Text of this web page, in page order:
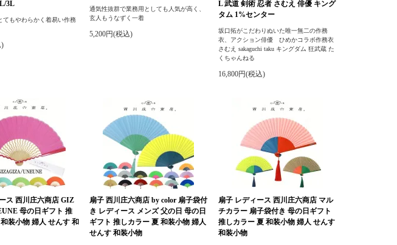
3L
てもやわらかく着易い作務
)
通気性抜群で業務用としても人気が高く、
玄人もうなずく一着
5,200円(税込)
L 武道 剣術 忍者 さむえ 俳優 キング
タム 1%センター
坂口拓がこだわりぬいた唯一無二の作務
衣、アクション俳優 ひめかコラボ作務衣
さむえ sakaguchi taku キングダム 狂武蔵 た
くちゃんねる
16,800円(税込)
ス 西川庄六商店 GIZ
母の日ギフト 推
装小物 婦人 せんす 和
扇子 西川庄六商店 by color 扇子袋付
き レディース メンズ 父の日 母の日
ギフト 推しカラー 夏 和装小物 婦人
せんす 和装小物
扇子 レディース 西川庄六商店 マル
チカラー 扇子袋付き 母の日ギフト
推しカラー 夏 和装小物 婦人 せんす
和装小物